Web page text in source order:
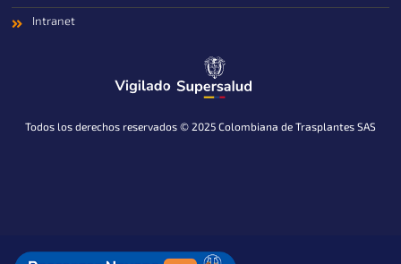
Intranet
Todos los derechos reservados © 2025 Colombiana de Trasplantes SAS